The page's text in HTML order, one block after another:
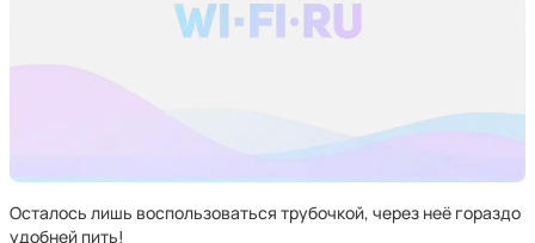
Осталось лишь воспользоваться трубочкой, через неё гораздо
удобней пить!